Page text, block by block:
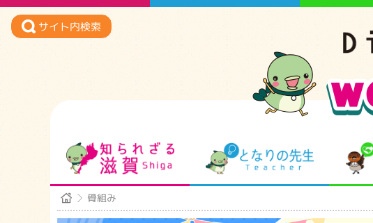
サイト内検索
知られざる滋賀 となりの先生
骨組み